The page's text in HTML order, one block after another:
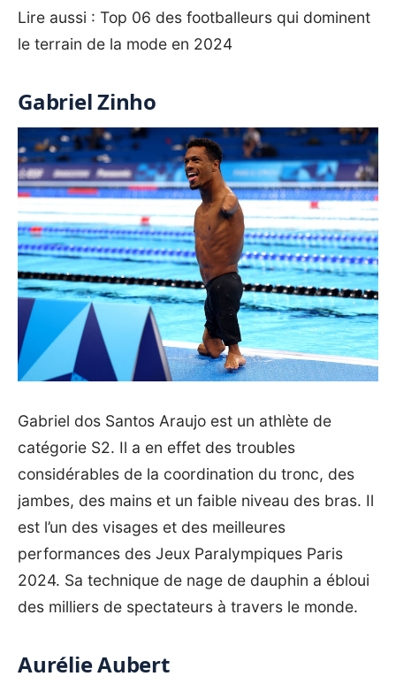
Lire aussi : Top 06 des footballeurs qui dominent
le terrain de la mode en 2024
Gabriel Zinho
Gabriel dos Santos Araujo est un athlète de
catégorie S2. Il a en effet des troubles
considérables de la coordination du tronc, des
jambes, des mains et un faible niveau des bras. Il
est l’un des visages et des meilleures
performances des Jeux Paralympiques Paris
2024. Sa technique de nage de dauphin a ébloui
des milliers de spectateurs à travers le monde.
Aurélie Aubert